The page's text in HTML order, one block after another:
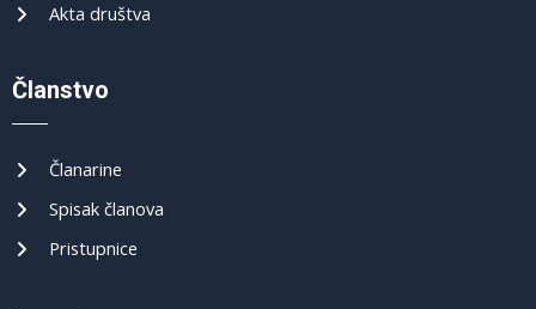
Akta društva
Članstvo
Članarine
Spisak članova
Pristupnice